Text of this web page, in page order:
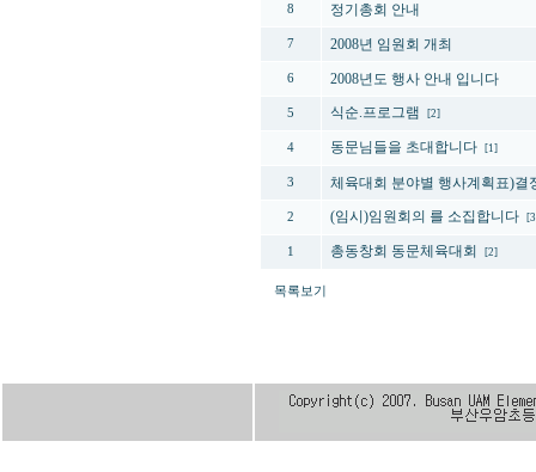
8 정기총회 안내
7 2008년 임원회 개최
6 2008년도 행사 안내 입니다
5 식순.프로그램 [2]
4 동문님들을 초대합니다 [1]
3 체육대회 분야별 행사계획표)결
2 (임시)임원회의 를 소집합니다
1 총동창회 동문체육대회 [2]
목록보기